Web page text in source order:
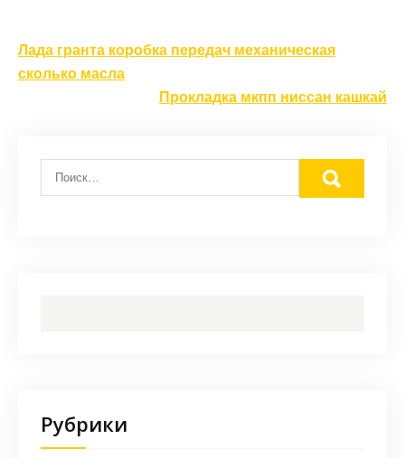
Навигация
по
Лада гранта коробка передач механическая
сколько масла
Прокладка мкпп ниссан кашкай
Рубрики